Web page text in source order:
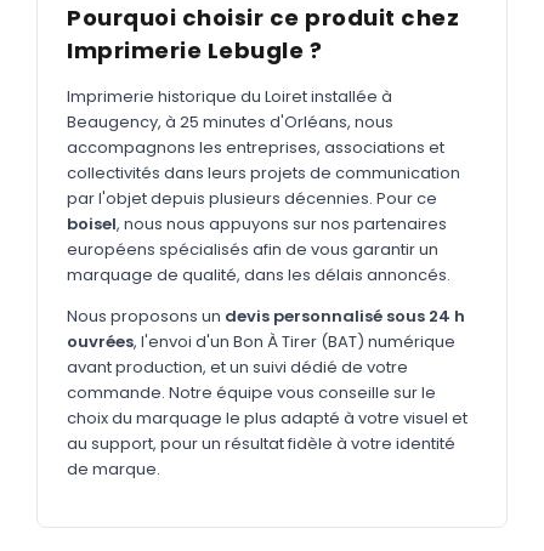
Adhésifs vitrine
Tee-shirts Nouveau
Polos Nouveau
Sweatshirts
GOODIES
Bureau & écriture
Sacs & voyages
Verres & déjeuner
Technologie
Vêtements
Pourquoi choisir ce produit chez
Imprimerie Lebugle ?
Imprimerie historique du Loiret installée à
Beaugency, à 25 minutes d'Orléans, nous
accompagnons les entreprises, associations et
collectivités dans leurs projets de communication
par l'objet depuis plusieurs décennies. Pour ce
boisel, nous nous appuyons sur nos partenaires
européens spécialisés afin de vous garantir un
marquage de qualité, dans les délais annoncés.
Nous proposons un devis personnalisé sous 24 h
ouvrées, l'envoi d'un Bon À Tirer (BAT) numérique
avant production, et un suivi dédié de votre
commande. Notre équipe vous conseille sur le
choix du marquage le plus adapté à votre visuel et
au support, pour un résultat fidèle à votre identité
de marque.